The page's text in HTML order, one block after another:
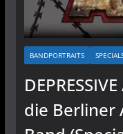
BANDPORTRAITS
die Berliner